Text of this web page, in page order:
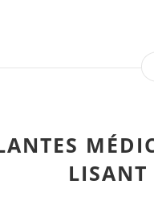
LISANT